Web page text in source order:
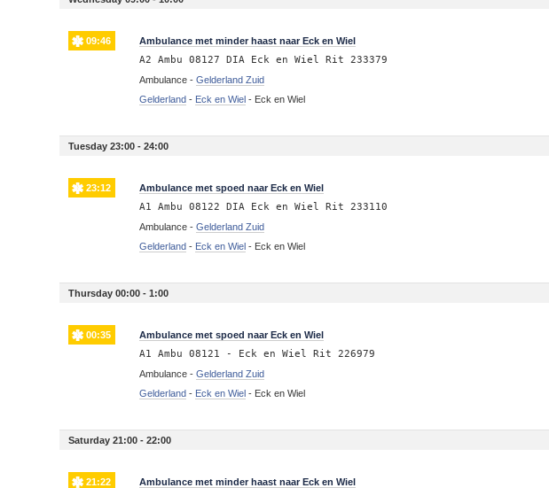
09:46 Ambulance met minder haast naar Eck en Wiel
A2 Ambu 08127 DIA Eck en Wiel Rit 233379
Ambulance -Gelderland Zuid
Gelderland - Eck en Wiel - Eck en Wiel
Tuesday 23:00 - 24:00
23:12 Ambulance met spoed naar Eck en Wiel
A1 Ambu 08122 DIA Eck en Wiel Rit 233110
Ambulance -Gelderland Zuid
Gelderland - Eck en Wiel - Eck en Wiel
Thursday 00:00 - 1:00
00:35 Ambulance met spoed naar Eck en Wiel
A1 Ambu 08121 - Eck en Wiel Rit 226979
Ambulance -Gelderland Zuid
Gelderland - Eck en Wiel - Eck en Wiel
Saturday 21:00 - 22:00
21:22 Ambulance met minder haast naar Eck en Wiel